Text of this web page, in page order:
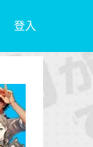
登入